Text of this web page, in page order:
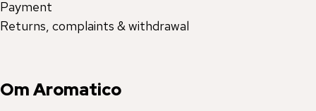
Payment
Returns, complaints & withdrawal
Om Aromatico